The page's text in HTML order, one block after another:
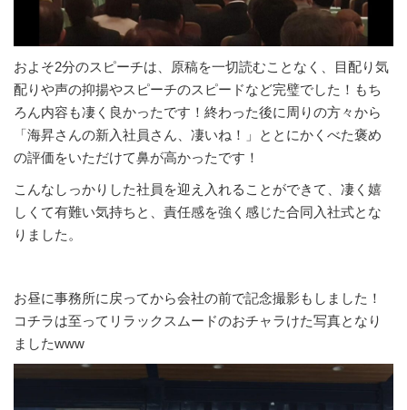
およそ2分のスピーチは、原稿を一切読むことなく、目配り気
配りや声の抑揚やスピーチのスピードなど完璧でした！もち
ろん内容も凄く良かったです！終わった後に周りの方々から
「海昇さんの新入社員さん、凄いね！」ととにかくべた褒め
の評価をいただけて鼻が高かったです！
こんなしっかりした社員を迎え入れることができて、凄く嬉
しくて有難い気持ちと、責任感を強く感じた合同入社式とな
りました。
お昼に事務所に戻ってから会社の前で記念撮影もしました！
コチラは至ってリラックスムードのおチャラけた写真となり
ましたwww